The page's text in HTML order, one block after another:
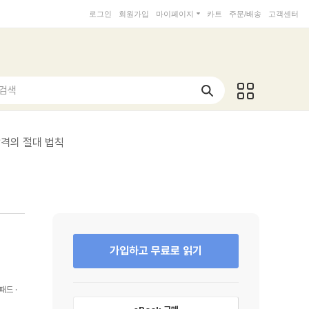
로그인 회원가입 마이페이지 카트 주문/배송 고객센터
색
의 절대 법칙
드
가입하고 무료로 읽기